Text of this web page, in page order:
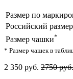
Размер по
Российский размер
Размер чашки*
* Размер чашек в
2 350 руб. 2750 руб.